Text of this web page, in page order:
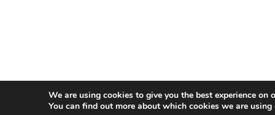
We are using cookies to give you the best experience on
You can find out more about which cookies we are